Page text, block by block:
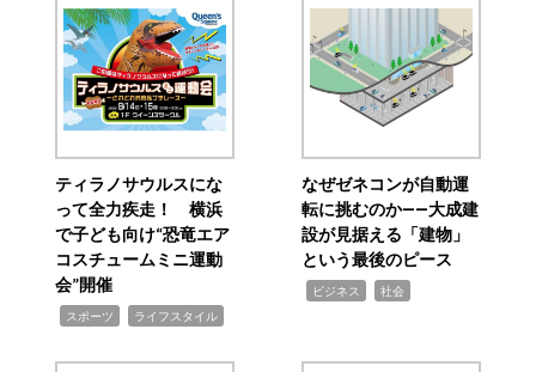
ティラノサウルスにな
って全力疾走！ 横浜
で子ども向け“恐竜エア
コスチュームミニ運動
会”開催
スポーツ ライフスタイル
なぜゼネコンが自動運
転に挑むのか――大成建
設が見据える「建物」
という最後のピース
ビジネス 社会